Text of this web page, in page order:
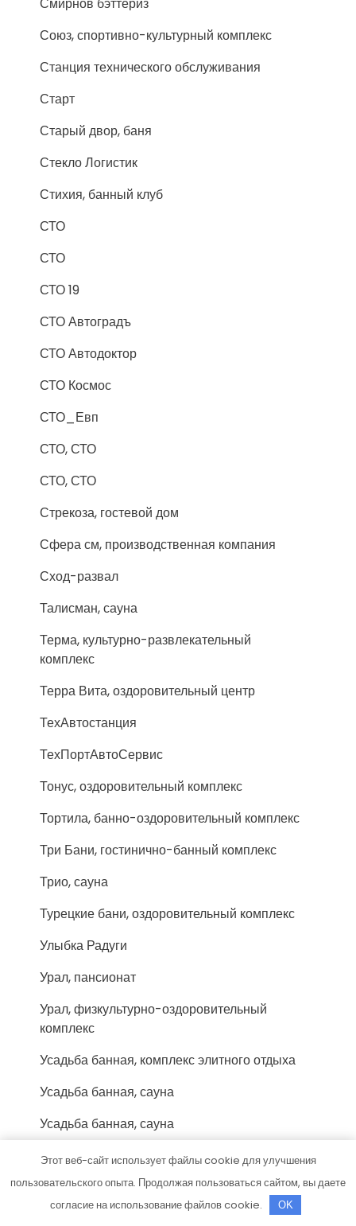
Союз, спортивно-культурный комплекс
Станция технического обслуживания
Старт
Старый двор, баня
Стекло Логистик
Стихия, банный клуб
СТО
СТО
СТО 19
СТО Автоградъ
СТО Автодоктор
СТО Космос
СТО_Евп
СТО, СТО
СТО, СТО
Стрекоза, гостевой дом
Сфера см, производственная компания
Сход-развал
Талисман, сауна
Терма, культурно-развлекательный
комплекс
Терра Вита, оздоровительный центр
ТехАвтостанция
ТехПортАвтоСервис
Тонус, оздоровительный комплекс
Тортила, банно-оздоровительный комплекс
Три Бани, гостинично-банный комплекс
Трио, сауна
Турецкие бани, оздоровительный комплекс
Улыбка Радуги
Урал, пансионат
Урал, физкультурно-оздоровительный
комплекс
Усадьба банная, комплекс элитного отдыха
Усадьба банная, сауна
Усадьба банная, сауна
Учебный центр Миг
Феникс-Авто, сервис-маркет
Этот веб-сайт использует файлы cookie для улучшения
пользовательского опыта. Продолжая пользоваться сайтом, вы даете
согласие на использование файлов cookie.
OK